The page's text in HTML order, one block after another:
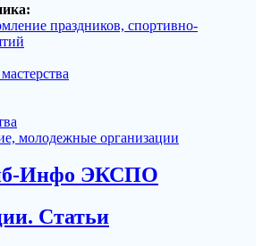
праздников, спортивно-
молодежные организации
Инфо ЭКСПО
Статьи